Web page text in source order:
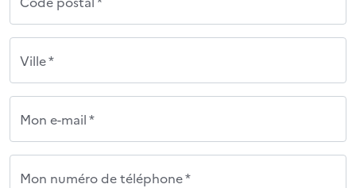
Ville *
Mon e-mail *
Mon numéro de téléphone *